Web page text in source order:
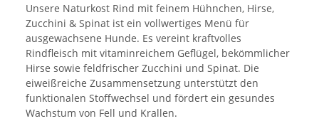
Unsere Naturkost Rind mit feinem Hühnchen, Hirse,
Zucchini & Spinat ist ein vollwertiges Menü für
ausgewachsene Hunde. Es vereint kraftvolles
Rindfleisch mit vitaminreichem Geflügel, bekömmlicher
Hirse sowie feldfrischer Zucchini und Spinat. Die
eiweißreiche Zusammensetzung unterstützt den
funktionalen Stoffwechsel und fördert ein gesundes
Wachstum von Fell und Krallen.